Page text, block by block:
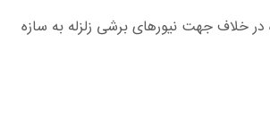
خلاف جهت نیورهای برشی زلزله به سازه